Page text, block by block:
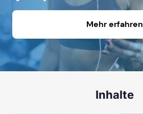
Mehr erfahren
Inhalte